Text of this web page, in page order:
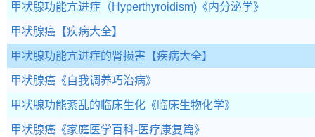
甲状腺功能亢进症（Hyperthyroidism) 《内分泌学》
甲状腺癌 【疾病大全】
甲状腺功能亢进症的肾损害 【疾病大全】
甲状腺癌 《自我调养巧治病》
甲状腺功能紊乱的临床生化 《临床生物化学》
甲状腺癌 《家庭医学百科-医疗康复篇》